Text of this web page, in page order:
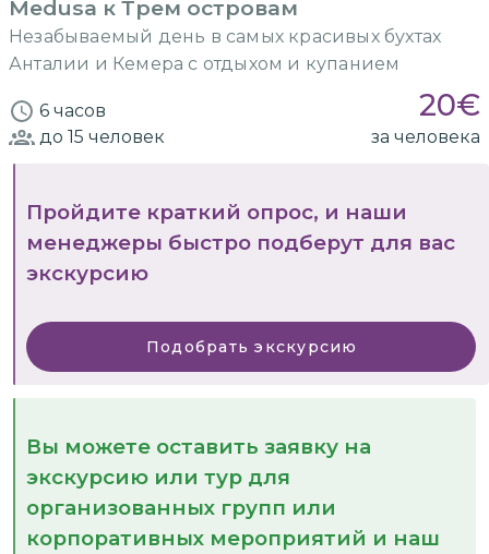
Medusa к Трем островам
Незабываемый день в самых красивых бухтах
Анталии и Кемера с отдыхом и купанием
6 часов 20€
до 15 человек за человека
Пройдите краткий опрос, и наши
менеджеры быстро подберут для вас
экскурсию
Подобрать экскурсию
Вы можете оставить заявку на
экскурсию или тур для
организованных групп или
корпоративных мероприятий и наш